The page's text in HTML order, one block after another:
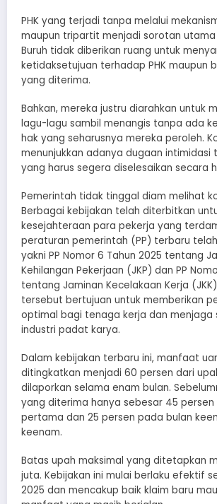
PHK yang terjadi tanpa melalui
maupun tripartit menjadi sorotan utama
Buruh tidak diberikan ruang untuk
ketidaksetujuan terhadap PHK maupun
yang diterima.
Bahkan, mereka justru diarahkan untuk
lagu-lagu sambil menangis tanpa ada
hak yang seharusnya mereka peroleh.
menunjukkan adanya dugaan intimidasi
yang harus segera diselesaikan secara
Pemerintah tidak tinggal diam melihat
Berbagai kebijakan telah diterbitkan
kesejahteraan para pekerja yang
peraturan pemerintah (PP) terbaru
yakni PP Nomor 6 Tahun 2025 tentang
Kehilangan Pekerjaan (JKP) dan PP
tentang Jaminan Kecelakaan Kerja
tersebut bertujuan untuk memberikan
optimal bagi tenaga kerja dan menjaga
industri padat karya.
Dalam kebijakan terbaru ini, manfaat
ditingkatkan menjadi 60 persen dari
dilaporkan selama enam bulan.
yang diterima hanya sebesar 45
pertama dan 25 persen pada bulan
keenam.
Batas upah maksimal yang ditetapkan
juta. Kebijakan ini mulai berlaku efektif
2025 dan mencakup baik klaim baru